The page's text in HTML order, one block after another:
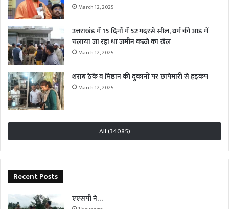
March 12, 2025
उत्तराखंड में 15 दिनों में 52 मदरसे सील, धर्म की आड़ में
चलाया जा रहा था जमीन कब्जे का खेल
March 12, 2025
शराब ठेके व मिष्ठान की दुकानों पर छापेमारी से हड़कंप
March 12, 2025
All (34085)
Recent Posts
एएसपी ने…